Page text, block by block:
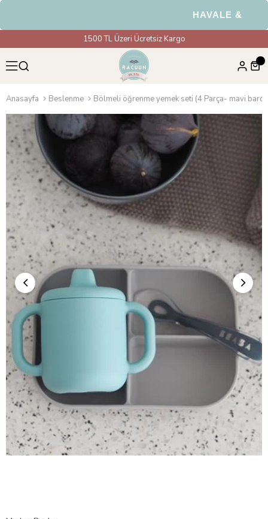
HAVALE & EFT
1500 TL Üzeri Ücretsiz Kargo
Anasayfa Beslenme Bölmeli öğrenme yemek seti (4 Parça- mavi